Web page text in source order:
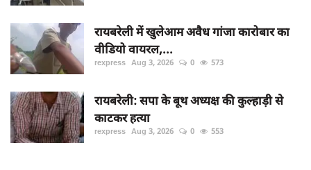
रायबरेली में खुलेआम अवैध गांजा कारोबार का
वीडियो वायरल,...
rexpress Aug 3, 2026 0 573
रायबरेली: सपा के बूथ अध्यक्ष की कुल्हाड़ी से
काटकर हत्या
rexpress Aug 3, 2026 0 553